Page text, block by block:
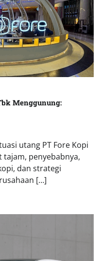
Menggunung:
utang PT Fore Kopi
tajam, penyebabnya,
dan strategi
[…]